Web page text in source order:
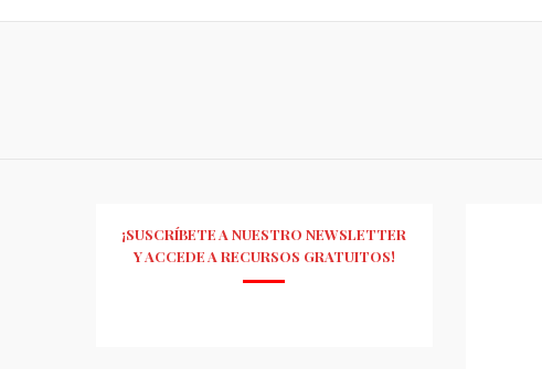
¡SUSCRÍBETE A NUESTRO NEWSLETTER
Y ACCEDE A RECURSOS GRATUITOS!